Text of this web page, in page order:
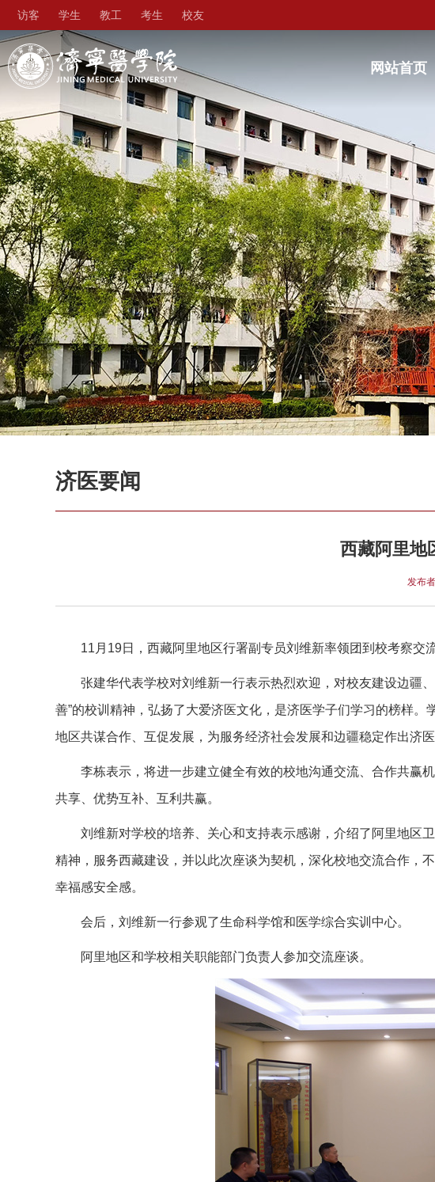
访客 学生 教工 考生 校友
网站首页
济医要闻
西藏阿里地
发布
11月19日，西藏阿里地区行署副专员刘维新率领团到校考察交
张建华代表学校对刘维新一行表示热烈欢迎，对校友建设边疆
善”的校训精神，弘扬了大爱济医文化，是济医学子们学习的榜样
地区共谋合作、互促发展，为服务经济社会发展和边疆稳定作出济医
李栋表示，将进一步建立健全有效的校地沟通交流、合作共赢
共享、优势互补、互利共赢。
刘维新对学校的培养、关心和支持表示感谢，介绍了阿里地区
精神，服务西藏建设，并以此次座谈为契机，深化校地交流合作，
幸福感安全感。
会后，刘维新一行参观了生命科学馆和医学综合实训中心。
阿里地区和学校相关职能部门负责人参加交流座谈。